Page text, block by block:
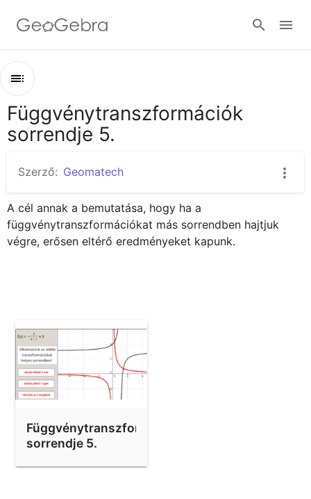
Google Classroom
GeoGebra Classroom
Bejelentkezés
Áttekintés
Függvénytranszformációk sorrendje 5.
Függvénytranszformációk
sorrendje 5.
Szerző: Geomatech
A cél annak a bemutatása, hogy ha a
függvénytranszformációkat más sorrendben hajtjuk
végre, erősen eltérő eredményeket kapunk.
Függvénytranszformációk
sorrendje 5.